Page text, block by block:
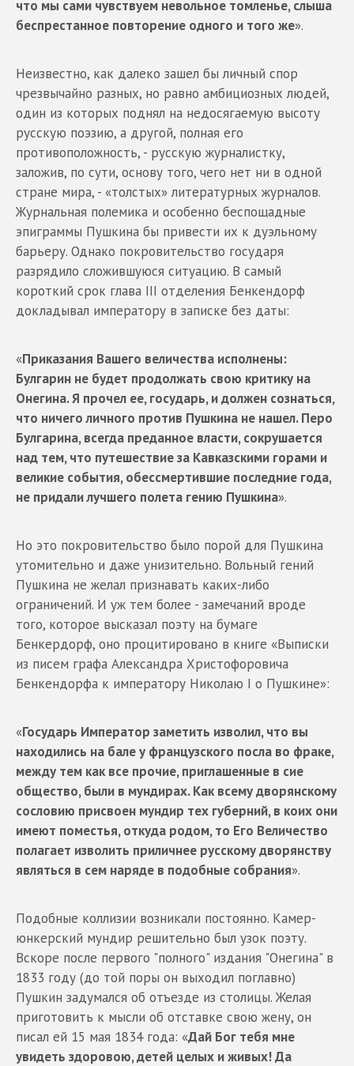
что мы сами чувствуем невольное томленье, слыша
беспрестанное повторение одного и того же».
Неизвестно, как далеко зашел бы личный спор
чрезвычайно разных, но равно амбициозных людей,
один из которых поднял на недосягаемую высоту
русскую поэзию, а другой, полная его
противоположность, - русскую журналистку,
заложив, по сути, основу того, чего нет ни в одной
стране мира, - «толстых» литературных журналов.
Журнальная полемика и особенно беспощадные
эпиграммы Пушкина бы привести их к дуэльному
барьеру. Однако покровительство государя
разрядило сложившуюся ситуацию. В самый
короткий срок глава III отделения Бенкендорф
докладывал императору в записке без даты:
«Приказания Вашего величества исполнены:
Булгарин не будет продолжать свою критику на
Онегина. Я прочел ее, государь, и должен сознаться,
что ничего личного против Пушкина не нашел. Перо
Булгарина, всегда преданное власти, сокрушается
над тем, что путешествие за Кавказскими горами и
великие события, обессмертившие последние года,
не придали лучшего полета гению Пушкина».
Но это покровительство было порой для Пушкина
утомительно и даже унизительно. Вольный гений
Пушкина не желал признавать каких-либо
ограничений. И уж тем более - замечаний вроде
того, которое высказал поэту на бумаге
Бенкердорф, оно процитировано в книге «Выписки
из писем графа Александра Христофоровича
Бенкендорфа к императору Николаю I о Пушкине»:
«Государь Император заметить изволил, что вы
находились на бале у французского посла во фраке,
между тем как все прочие, приглашенные в сие
общество, были в мундирах. Как всему дворянскому
сословию присвоен мундир тех губерний, в коих они
имеют поместья, откуда родом, то Его Величество
полагает изволить приличнее русскому дворянству
являться в сем наряде в подобные собрания».
Подобные коллизии возникали постоянно. Камер-
юнкерский мундир решительно был узок поэту.
Вскоре после первого "полного" издания "Онегина" в
1833 году (до той поры он выходил поглавно)
Пушкин задумался об отъезде из столицы. Желая
приготовить к мысли об отставке свою жену, он
писал ей 15 мая 1834 года: «Дай Бог тебя мне
увидеть здоровою, детей целых и живых! Да